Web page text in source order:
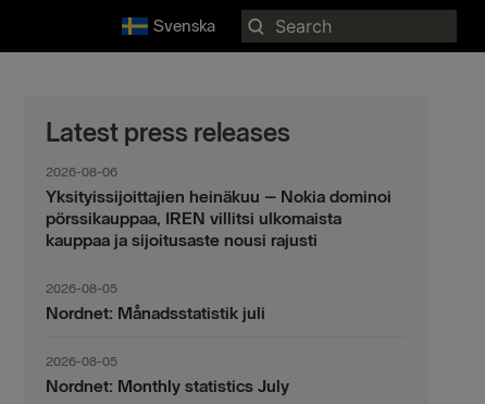
Svenska
Search
for:
Latest press releases
2026-08-06
Yksityissijoittajien heinäkuu – Nokia dominoi
pörssikauppaa, IREN villitsi ulkomaista
kauppaa ja sijoitusaste nousi rajusti
2026-08-05
Nordnet: Månadsstatistik juli
2026-08-05
Nordnet: Monthly statistics July